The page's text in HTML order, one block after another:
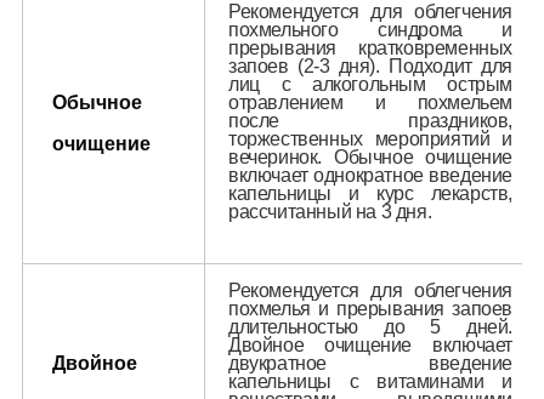
Обычное
очищение
Рекомендуется для облегчения
похмельного синдрома и
прерывания кратковременных
запоев (2-3 дня). Подходит для
лиц с алкогольным острым
отравлением и похмельем
после праздников,
торжественных мероприятий и
вечеринок. Обычное очищение
включает однократное введение
капельницы и курс лекарств,
рассчитанный на 3 дня.
Двойное
Рекомендуется для облегчения
похмелья и прерывания запоев
длительностью до 5 дней.
Двойное очищение включает
двукратное введение
капельницы с витаминами и